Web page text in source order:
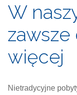
W
więcej
Nietradycyjne